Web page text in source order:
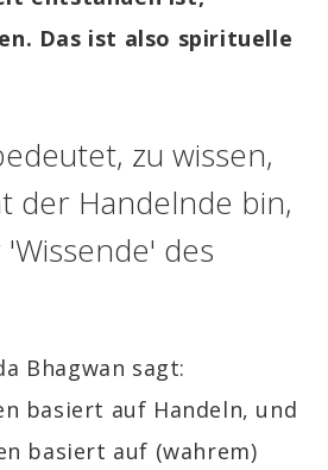
Das ist also spirituelle
zu wissen,
der Handelnde bin,
des
Bhagwan sagt:
basiert auf Handeln, und
basiert auf (wahrem)